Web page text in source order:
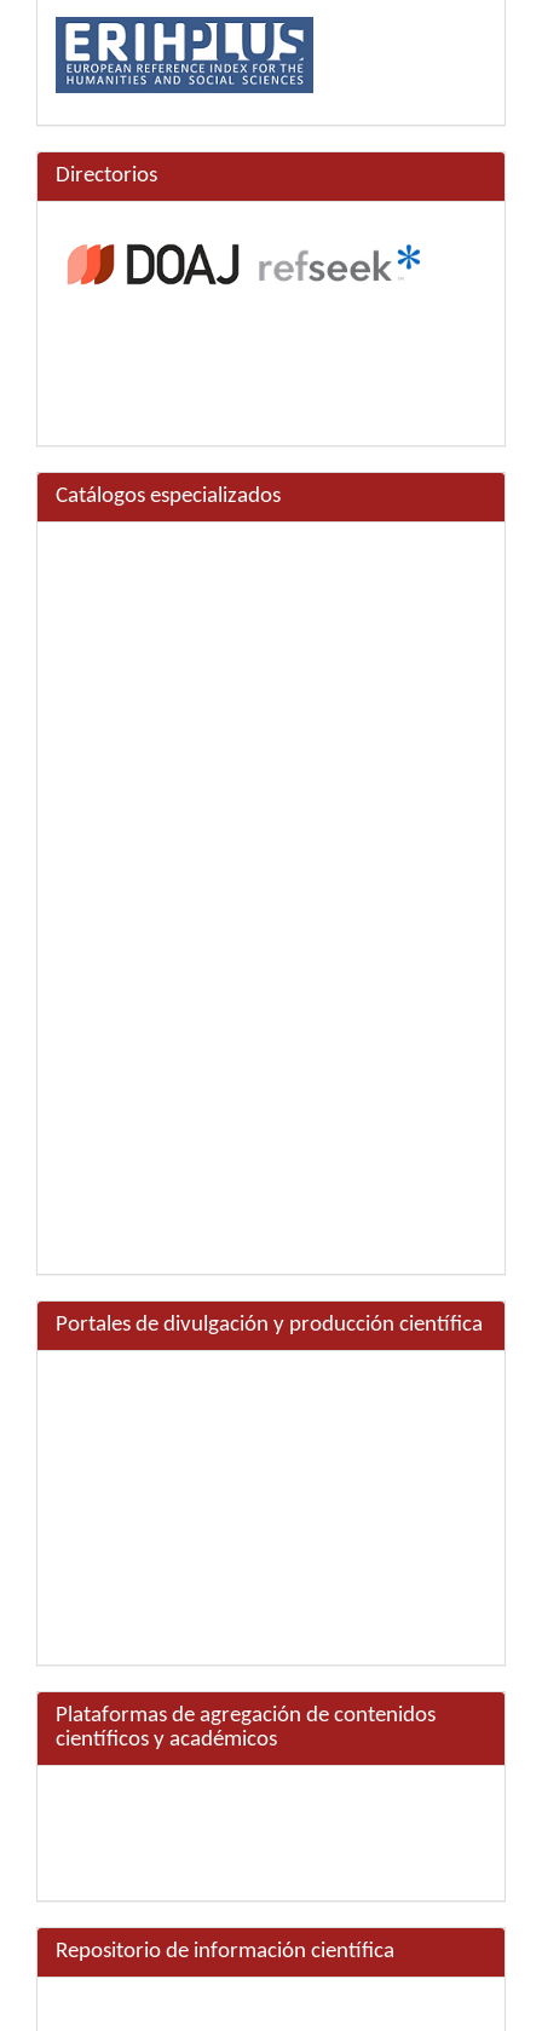
Directorios
Catálogos especializados
Portales de divulgación y producción científica
Plataformas de agregación de contenidos
científicos y académicos
Repositorio de información científica